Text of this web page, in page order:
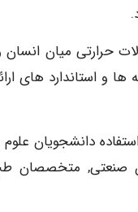
حرارتی میان
و استاندارد های
دانشجویان
صنعتی, متخصصان